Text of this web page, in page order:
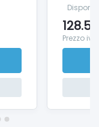
128.50
Prezzo